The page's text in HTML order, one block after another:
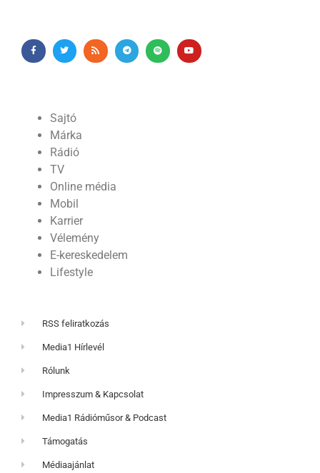
Sajtó
Márka
Rádió
TV
Online média
Mobil
Karrier
Vélemény
E-kereskedelem
Lifestyle
RSS feliratkozás
Media1 Hírlevél
Rólunk
Impresszum & Kapcsolat
Media1 Rádióműsor & Podcast
Támogatás
Médiaajánlat